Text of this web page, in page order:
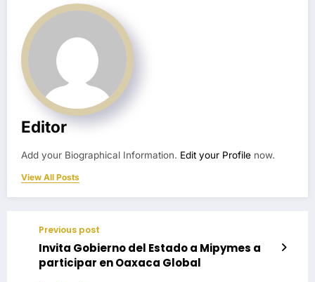
Editor
Add your Biographical Information. Edit your Profile now.
View All Posts
Previous post
Invita Gobierno del Estado a Mipymes a
participar en Oaxaca Global